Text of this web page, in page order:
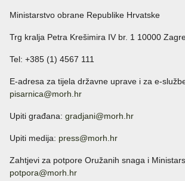
Ministarstvo obrane Republike Hrvatske
Trg kralja Petra Krešimira IV br. 1 10000
Tel: +385 (1) 4567 111
E-adresa za tijela državne uprave i za e-
pisarnica@morh.hr
Upiti građana: gradjani@morh.hr
Upiti medija: press@morh.hr
Zahtjevi za potpore Oružanih snaga i
potpora@morh.hr